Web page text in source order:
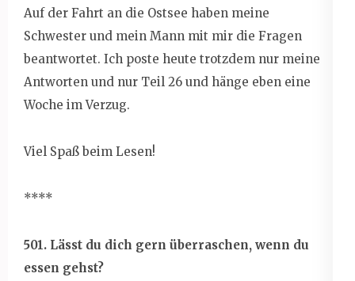
Auf der Fahrt an die Ostsee haben meine
Schwester und mein Mann mit mir die Fragen
beantwortet. Ich poste heute trotzdem nur meine
Antworten und nur Teil 26 und hänge eben eine
Woche im Verzug.
Viel Spaß beim Lesen!
****
501. Lässt du dich gern überraschen, wenn du
essen gehst?